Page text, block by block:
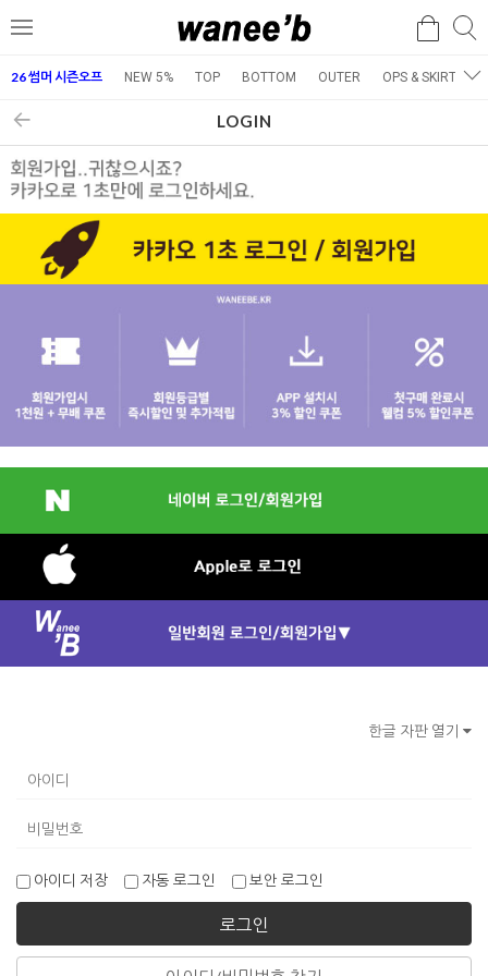
메
검
26 썸머 시즌오프 NEW 5% TOP BOTTOM OUTER OPS & SKIRT
LOGIN
한글 자판 열기
아이디 저장 자동 로그인 보안 로그인
로그인